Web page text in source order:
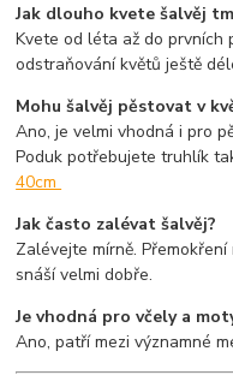
Jak dlouho kvete šalvěj
Kvete od léta až do prvních
odstraňování květů ještě
Mohu šalvěj pěstovat v
Ano, je velmi vhodná i pro
Poduk potřebujete truhlík
40cm
Jak často zalévat šalvěj?
Zalévejte mírně.
snáší velmi dobře.
Je vhodná pro včely a
Ano, patří mezi významné